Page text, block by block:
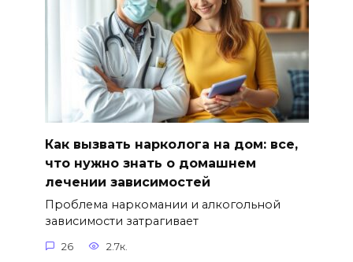
Как вызвать нарколога на дом: все,
что нужно знать о домашнем
лечении зависимостей
Проблема наркомании и алкогольной
зависимости затрагивает
26 2.7к.